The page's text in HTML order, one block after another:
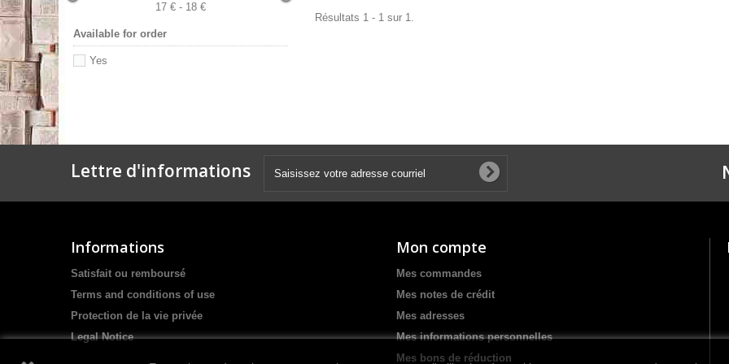
17 € - 18 €
Available for order
Yes
Résultats 1 - 1 sur 1.
Lettre d'informations
Informations
Satisfait ou remboursé
Terms and conditions of use
Protection de la vie privée
Legal Notice
Mon compte
Mes commandes
Mes notes de crédit
Mes adresses
Mes informations personnelles
Mes bons de réduction